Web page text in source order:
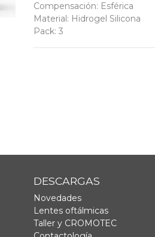
Compensación: Esférica
Material: Hidrogel Silicona
Pack: 3
DESCARGAS
Novedades
Lentes oftálmicas
Taller y CROMOTEC